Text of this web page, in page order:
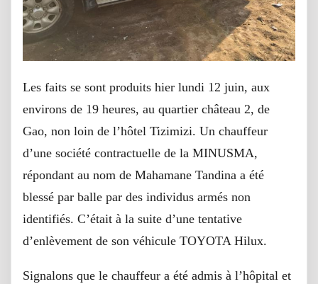
Les faits se sont produits hier lundi 12 juin, aux
environs de 19 heures, au quartier château 2, de
Gao, non loin de l’hôtel Tizimizi. Un chauffeur
d’une société contractuelle de la MINUSMA,
répondant au nom de Mahamane Tandina a été
blessé par balle par des individus armés non
identifiés. C’était à la suite d’une tentative
d’enlèvement de son véhicule TOYOTA Hilux.
Signalons que le chauffeur a été admis à l’hôpital et